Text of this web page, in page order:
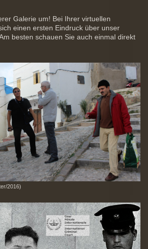
Galerie um! Bei Ihrer virtuellen
einen ersten Eindruck über unser
besten schauen Sie auch einmal direkt
2016)